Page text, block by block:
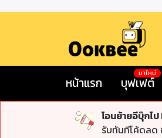
หน้าแรก บุฟเฟต์
มาใหม่
โอนย้ายอีบุ๊กไ
รับทันทีโค้ดลด